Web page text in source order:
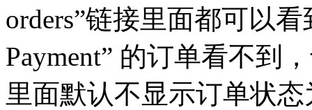
orders”链接里面都可以
Payment” 的订单看不到
里面默认不显示订单状态